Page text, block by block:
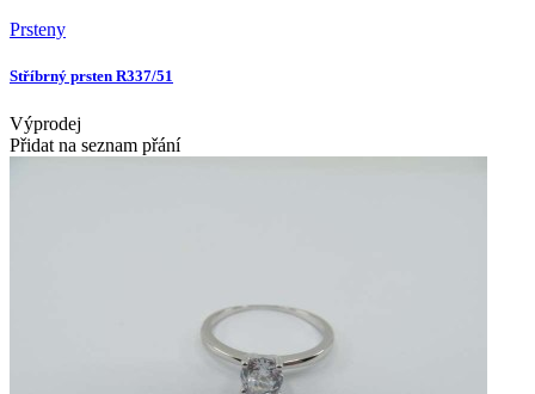
Prsteny
Stříbrný prsten R337/51
Výprodej
Přidat na seznam přání